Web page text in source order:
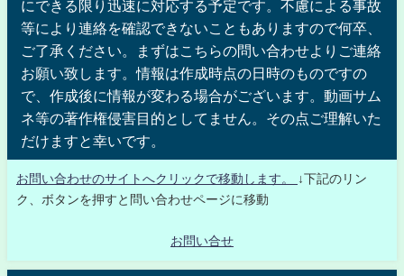
にできる限り迅速に対応する予定です。不慮による事故
等により連絡を確認できないこともありますので何卒、
ご了承ください。まずはこちらの問い合わせよりご連絡
お願い致します。情報は作成時点の日時のものですの
で、作成後に情報が変わる場合がございます。動画サム
ネ等の著作権侵害目的としてません。その点ご理解いた
だけますと幸いです。
お問い合わせのサイトへクリックで移動します。
↓下記のリン
ク、ボタンを押すと問い合わせページに移動
お問い合せ